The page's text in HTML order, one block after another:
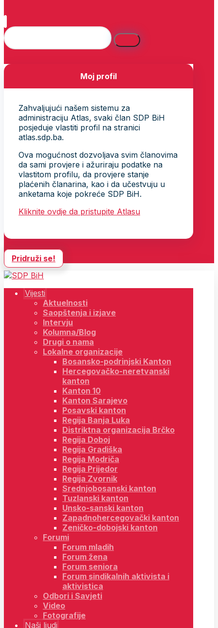
Moj profil
Zahvaljujući našem sistemu za
administraciju Atlas, svaki član SDP BiH
posjeduje vlastiti profil na stranici
atlas.sdp.ba.
Ova mogućnost dozvoljava svim članovima
da sami provjere i ažuriraju podatke na
vlastitom profilu, da provjere stanje
plaćenih članarina, kao i da učestvuju u
anketama koje pokreće SDP BiH.
Kliknite ovdje da pristupite Atlasu
Pridruži se!
Vijesti
Aktuelnosti
Saopštenja i izjave
Intervju
Kolumna/Blog
Drugi o nama
Lokalne organizacije
Bosansko-podrinjski Kanton
Hercegovačko-neretvanski
kanton
Kanton 10
Kanton Sarajevo
Posavski kanton
Regija Banja Luka
Distriktna organizacija Brčko
Regija Doboj
Regija Gradiška
Regija Modriča
Regija Prijedor
Regija Zvornik
Srednjobosanski kanton
Tuzlanski kanton
Unsko-sanski kanton
Zapadnohercegovački kanton
Zeničko-dobojski kanton
Forumi
Forum mladih
Forum žena
Forum seniora
Forum sindikalnih aktivista i
aktivistica
Odbori i Savjeti
Video
Fotografije
Naši ljudi